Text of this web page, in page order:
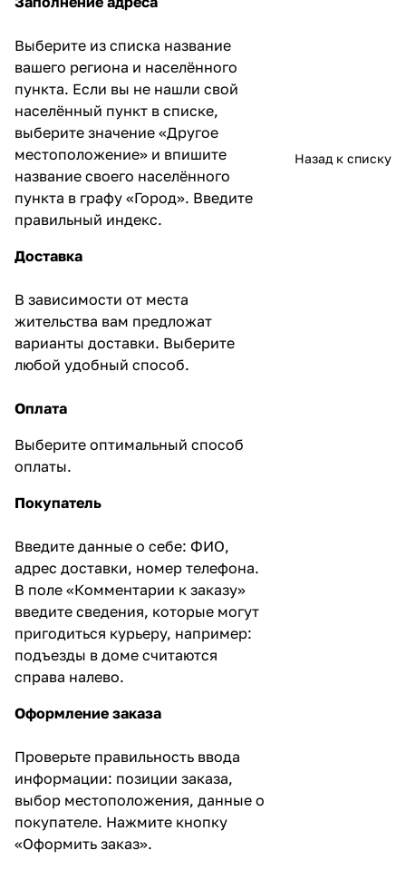
Выберите из списка название
вашего региона и населённого
пункта. Если вы не нашли свой
населённый пункт в списке,
выберите значение «Другое
местоположение» и впишите
название своего населённого
пункта в графу «Город». Введите
правильный индекс.
Доставка
В зависимости от места
жительства вам предложат
варианты доставки. Выберите
любой удобный способ.
Оплата
Выберите оптимальный способ
оплаты.
Покупатель
Введите данные о себе: ФИО,
адрес доставки, номер телефона.
В поле «Комментарии к заказу»
введите сведения, которые могут
пригодиться курьеру, например:
подъезды в доме считаются
справа налево.
Оформление заказа
Проверьте правильность ввода
информации: позиции заказа,
выбор местоположения, данные о
покупателе. Нажмите кнопку
«Оформить заказ».
Назад к списку